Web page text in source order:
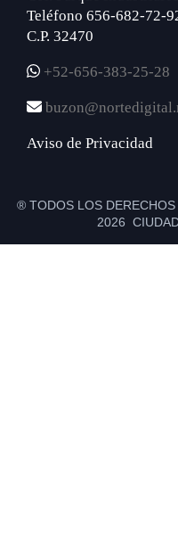
Teléfono 656-682-72-
C.P. 32470
+52-656-383-25-28
Aviso de Privacidad
® TODOS LOS DERECHOS
2026